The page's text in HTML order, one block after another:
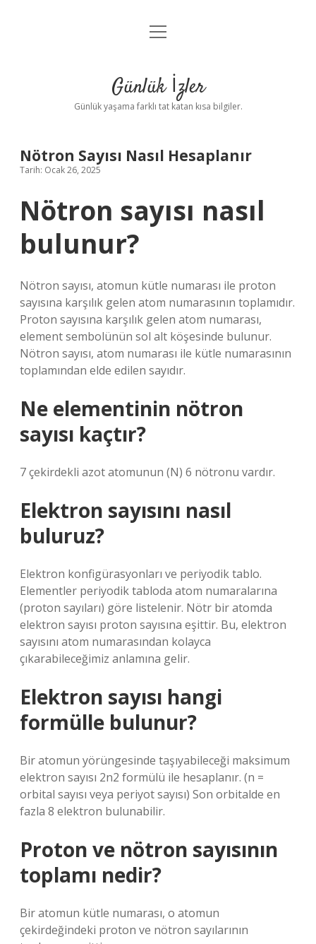
Anasayfa
Yasal Uyarı
menüyü
Günlük İzler
Günlük yaşama farklı tat katan kısa bilgiler.
Nötron Sayısı Nasıl Hesaplanır
Tarih: Ocak 26, 2025
Nötron sayısı nasıl
bulunur?
Nötron sayısı, atomun kütle numarası ile proton
sayısına karşılık gelen atom numarasının toplamıdır.
Proton sayısına karşılık gelen atom numarası,
element sembolünün sol alt köşesinde bulunur.
Nötron sayısı, atom numarası ile kütle numarasının
toplamından elde edilen sayıdır.
Ne elementinin nötron
sayısı kaçtır?
7 çekirdekli azot atomunun (N) 6 nötronu vardır.
Elektron sayısını nasıl
buluruz?
Elektron konfigürasyonları ve periyodik tablo.
Elementler periyodik tabloda atom numaralarına
(proton sayıları) göre listelenir. Nötr bir atomda
elektron sayısı proton sayısına eşittir. Bu, elektron
sayısını atom numarasından kolayca
çıkarabileceğimiz anlamına gelir.
Elektron sayısı hangi
formülle bulunur?
Bir atomun yörüngesinde taşıyabileceği maksimum
elektron sayısı 2n2 formülü ile hesaplanır. (n =
orbital sayısı veya periyot sayısı) Son orbitalde en
fazla 8 elektron bulunabilir.
Proton ve nötron sayısının
toplamı nedir?
Bir atomun kütle numarası, o atomun
çekirdeğindeki proton ve nötron sayılarının